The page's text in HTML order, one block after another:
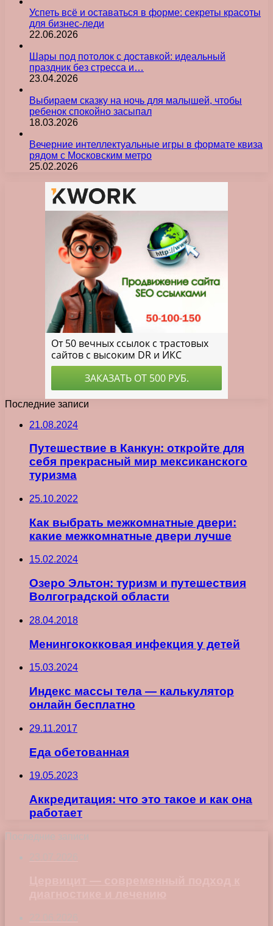
Успеть всё и оставаться в форме: секреты красоты
для бизнес-леди
22.06.2026
Шары под потолок с доставкой: идеальный
праздник без стресса и…
23.04.2026
Выбираем сказку на ночь для малышей, чтобы
ребенок спокойно засыпал
18.03.2026
Вечерние интеллектуальные игры в формате квиза
рядом с Московским метро
25.02.2026
Последние записи
21.08.2024
Путешествие в Канкун: откройте для
себя прекрасный мир мексиканского
туризма
25.10.2022
Как выбрать межкомнатные двери:
какие межкомнатные двери лучше
15.02.2024
Озеро Эльтон: туризм и путешествия
Волгоградской области
28.04.2018
Менингококковая инфекция у детей
15.03.2024
Индекс массы тела — калькулятор
онлайн бесплатно
29.11.2017
Еда обетованная
19.05.2023
Аккредитация: что это такое и как она
работает
Последние записи